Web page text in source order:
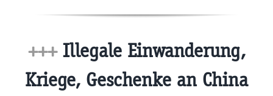
+++Illegale Einwanderung,
Kriege, Geschenke an China